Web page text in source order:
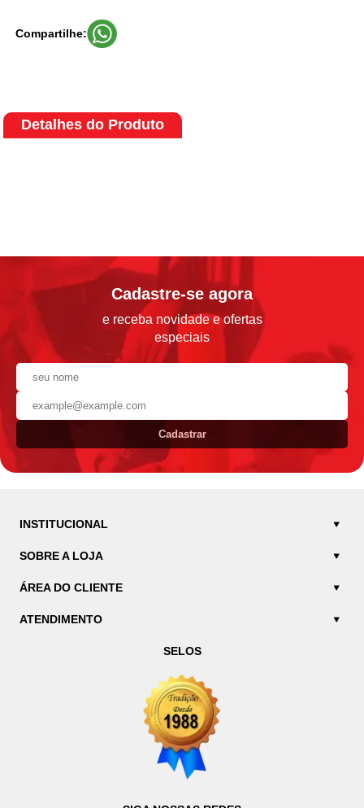
Compartilhe:
Detalhes do Produto
Cadastre-se agora
e receba novidade e ofertas
especiais
Cadastrar
INSTITUCIONAL
SOBRE A LOJA
ÁREA DO CLIENTE
ATENDIMENTO
SELOS